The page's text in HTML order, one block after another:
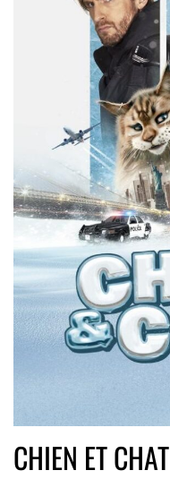
CHIEN ET CHAT